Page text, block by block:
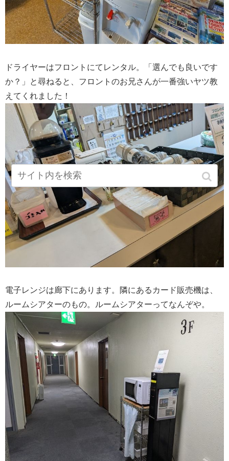
ドライヤーはフロントにてレンタル。「選んでも良いです
か？」と尋ねると、フロントのお兄さんが一番強いヤツ教
えてくれました！
電子レンジは廊下にあります。隣にあるカード販売機は、
ルームシアターのもの。ルームシアターってなんぞや。